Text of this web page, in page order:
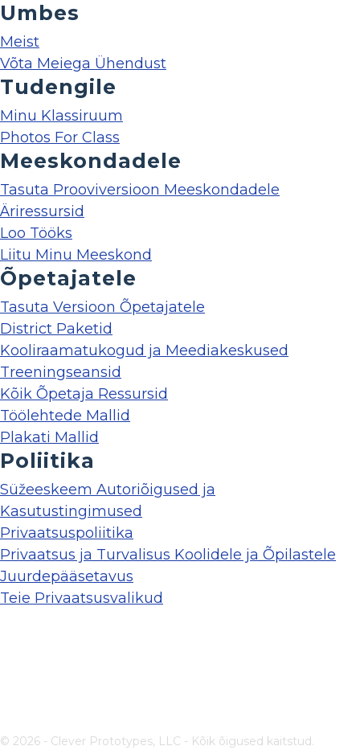
Umbes
Meist
Võta Meiega Ühendust
Tudengile
Minu Klassiruum
Photos For Class
Meeskondadele
Tasuta Prooviversioon Meeskondadele
Äriressursid
Loo Tööks
Liitu Minu Meeskond
Õpetajatele
Tasuta Versioon Õpetajatele
District Paketid
Kooliraamatukogud ja Meediakeskused
Treeningseansid
Kõik Õpetaja Ressursid
Töölehtede Mallid
Plakati Mallid
Poliitika
Süžeeskeem Autoriõigused ja
Kasutustingimused
Privaatsuspoliitika
Privaatsus ja Turvalisus Koolidele ja Õpilastele
Juurdepääsetavus
Teie Privaatsusvalikud
© 2026 - Clever Prototypes, LLC - Kõik õigused kaitstud.